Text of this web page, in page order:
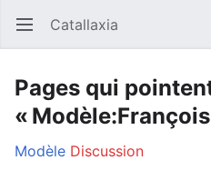
Ouvrir le menu principal Catallaxia
Pages qui
«
Modèle Discussion